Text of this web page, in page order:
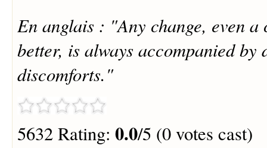
En anglais : "Any change, even a
better, is always accompanied by
discomforts."
5632 Rating: 0.0/5 (0 votes cast)